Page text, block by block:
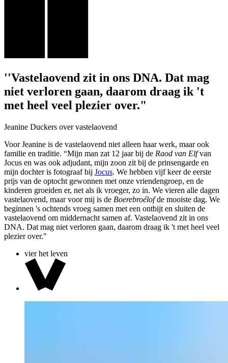
''Vastelaovend zit in ons DNA. Dat mag
niet verloren gaan, daarom draag ik 't
met heel veel plezier over."
Jeanine Duckers over vastelaovend
Voor Jeanine is de vastelaovend niet alleen haar werk, maar ook
familie en traditie. “Mijn man zat 12 jaar bij de Raod van Elfvan
Jocus en was ook adjudant, mijn zoon zit bij de prinsengarde en
mijn dochter is fotograaf bij Jocus. We hebben vijf keer de eerste
prijs van de optocht gewonnen met onze vriendengroep, en de
kinderen groeiden er, net als ik vroeger, zo in. We vieren alle dagen
vastelaovend, maar voor mij is de Boerebroélofde mooiste dag. We
beginnen 's ochtends vroeg samen met een ontbijt en sluiten de
vastelaovend om middernacht samen af. Vastelaovend zit in ons
DNA. Dat mag niet verloren gaan, daarom draag ik 't met heel veel
plezier over."
vier het leven